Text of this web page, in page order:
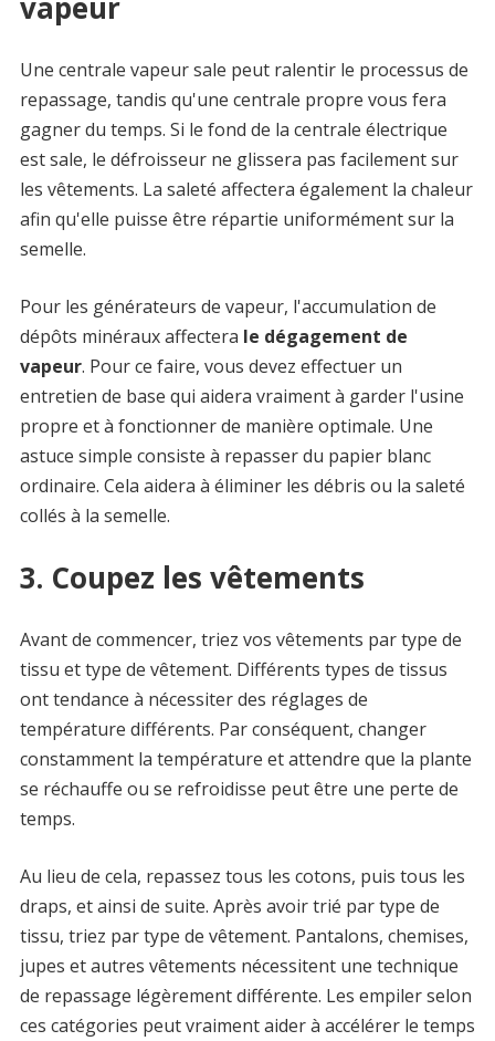
Une centrale vapeur sale peut ralentir le processus de
repassage, tandis qu'une centrale propre vous fera
gagner du temps. Si le fond de la centrale électrique
est sale, le défroisseur ne glissera pas facilement sur
les vêtements. La saleté affectera également la chaleur
afin qu'elle puisse être répartie uniformément sur la
semelle.
Pour les générateurs de vapeur, l'accumulation de
dépôts minéraux affectera le dégagement de
vapeur. Pour ce faire, vous devez effectuer un
entretien de base qui aidera vraiment à garder l'usine
propre et à fonctionner de manière optimale. Une
astuce simple consiste à repasser du papier blanc
ordinaire. Cela aidera à éliminer les débris ou la saleté
collés à la semelle.
3. Coupez les vêtements
Avant de commencer, triez vos vêtements par type de
tissu et type de vêtement. Différents types de tissus
ont tendance à nécessiter des réglages de
température différents. Par conséquent, changer
constamment la température et attendre que la plante
se réchauffe ou se refroidisse peut être une perte de
temps.
Au lieu de cela, repassez tous les cotons, puis tous les
draps, et ainsi de suite. Après avoir trié par type de
tissu, triez par type de vêtement. Pantalons, chemises,
jupes et autres vêtements nécessitent une technique
de repassage légèrement différente. Les empiler selon
ces catégories peut vraiment aider à accélérer le temps